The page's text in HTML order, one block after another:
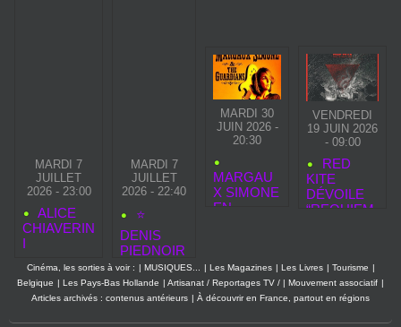
MARDI 7
JUILLET
2026 - 23:00
ALICE
CHIAVERIN
I
MARDI 7
JUILLET
2026 - 22:40
⭐
DENIS
PIEDNOIR
:
AUTEUR‑
COMPOSI
MARDI 30
JUIN 2026 -
20:30
MARGAU
X SIMONE
EN
CANTON
POUR
DÉVOILER
VENDREDI
19 JUIN 2026
- 09:00
RED
KITE
DÉVOILE
“REQUIEM
Cinéma, les sorties à voir : | MUSIQUES... | Les Magazines | Les Livres | Tourisme |
Belgique | Les Pays-Bas Hollande | Artisanat / Reportages TV / | Mouvement associatif |
Articles archivés : contenus antérieurs | À découvrir en France, partout en régions